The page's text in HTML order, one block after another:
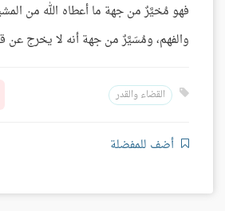
فهو مُخيَّرٌ من جهة ما أعطاه الله من
والفهم، ومُسَيَّرٌ من جهة أنه لا يخرج عن
القضاء والقدر
أضف للمفضلة